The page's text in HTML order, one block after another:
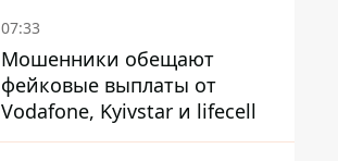
07:33
Мошенники обещают
фейковые выплаты от
Vodafone, Kyivstar и lifecell